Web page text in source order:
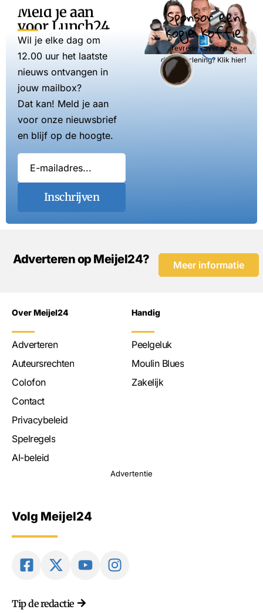
Meld je aan
voor Lunch24
Wil je elke dag om
12.00 uur het laatste
nieuws ontvangen in
jouw mailbox?
Dat kan! Meld je aan
voor onze nieuwsbrief
en blijf op de hoogte.
Inschrijven
Sponsor een
kopje koffie
Tevreden over onze
dienstverlening? Klik hier!
Adverteren op Meijel24? Meer informatie
Over Meijel24
Adverteren
Auteursrechten
Colofon
Contact
Privacybeleid
Spelregels
AI-beleid
Handig
Peelgeluk
Moulin Blues
Zakelijk
Advertentie
Volg Meijel24
Tip de redactie